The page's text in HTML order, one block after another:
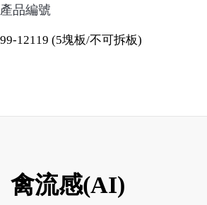
產品編號
99-12119 (5塊板/不可拆板)
禽流感(AI)